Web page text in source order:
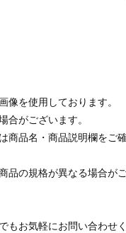
を使用しております。
合がございます。
商品名・商品説明欄をご確
の規格が異なる場合がご
もお気軽にお問い合わせく